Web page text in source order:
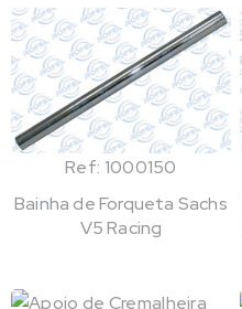
Ref: 1000150
Bainha de Forqueta Sachs
V5 Racing